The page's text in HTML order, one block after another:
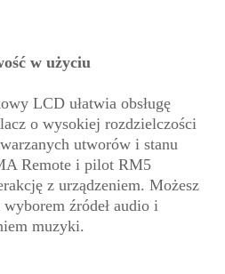
w użyciu
LCD ułatwia obsługę
o wysokiej rozdzielczości
utworów i stanu
Remote i pilot RM5
z urządzeniem. Możesz
źródeł audio i
muzyki.